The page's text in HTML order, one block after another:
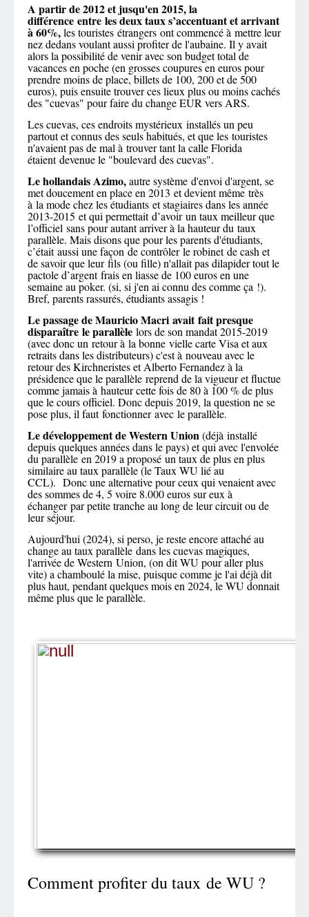
A partir de 2012 et jusqu'en 2015, la
différence entre les deux taux s’accentuant et arrivant
à 60%,les touristes étrangers ont commencé à mettre leur
nez dedans voulant aussi profiter de l'aubaine. Il y avait
alors la possibilité de venir avec son budget total de
vacances en poche (en grosses coupures en euros pour
prendre moins de place, billets de 100, 200 et de 500
euros), puis ensuite trouver ces lieux plus ou moins cachés
des "cuevas" pour faire du change EUR vers ARS.
Les cuevas, ces endroits mystérieux installés un peu
partout et connus des seuls habitués, et que les touristes
n'avaient pas de mal à trouver tant la calle Florida
étaient devenue le "boulevard des cuevas".
Le hollandais Azimo,autre système d'envoi d'argent, se
met doucement en place en 2013 et devient même très
à la mode chez les étudiants et stagiaires dans les année
2013-2015 et qui permettait d’avoir un taux meilleur que
l’officiel sans pour autant arriver à la hauteur du taux
parallèle. Mais disons que pour les parents d'étudiants,
c’était aussi une façon de contrôler le robinet de cash et
de savoir que leur fils (ou fille) n'allait pas dilapider tout le
pactole d’argent frais en liasse de 100 euros en une
semaine au poker. (si, si j'en ai connu des comme ça !).
Bref, parents rassurés, étudiants assagis !
Le passage de Mauricio Macri avait fait presque
disparaître le parallèle lors de son mandat 2015-2019
(avec donc un retour à la bonne vielle carte Visa et aux
retraits dans les distributeurs) c'est à nouveau avec le
retour des Kirchneristes et Alberto Fernandez à la
présidence que le parallèle reprend de la vigueur et fluctue
comme jamais à hauteur cette fois de 80 à 100 % de plus
que le cours officiel. Donc depuis 2019, la question ne se
pose plus, il faut fonctionner avec le parallèle.
Le développement de Western Union(déjà installé
depuis quelques années dans le pays) et qui avec l'envolée
du parallèle en 2019 a proposé un taux de plus en plus
similaire au taux parallèle (le Taux WU lié au
CCL). Donc une alternative pour ceux qui venaient avec
des sommes de 4, 5 voire 8.000 euros sur eux à
échanger par petite tranche au long de leur circuit ou de
leur séjour.
Aujourd'hui (2024), si perso, je reste encore attaché au
change au taux parallèle dans les cuevas magiques,
l'arrivée de Western Union, (on dit WU pour aller plus
vite) a chamboulé la mise, puisque comme je l'ai déjà dit
plus haut, pendant quelques mois en 2024, le WU donnait
même plus que le parallèle.
Comment profiter du taux de WU ?